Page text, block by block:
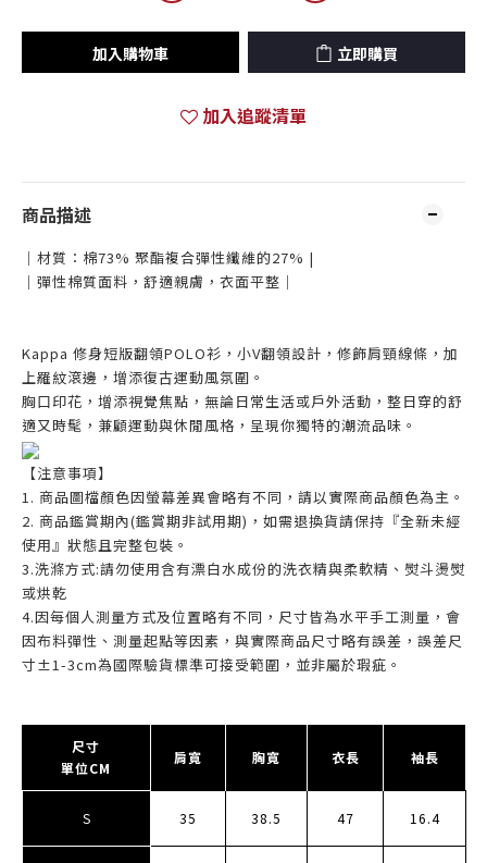
加入購物車 立即購買
加入追蹤清單
商品描述
｜材質：棉73% 聚酯複合彈性纖維的27% |
｜彈性棉質面料，舒適親膚，衣面平整｜
Kappa 修身短版翻領POLO衫， 小V翻領設計，修飾肩頸線條，加
上羅紋滾邊， 增添復古運動風氛圍。
胸口印花，增添視覺焦點，無論日常生活或戶外活動，整日穿的舒
適又時髦，兼顧運動與休閒風格，呈現你獨特的潮流品味。
【注意事項】
1. 商品圖檔顏色因螢幕差異會略有不同，請以實際商品顏色為主。
2. 商品鑑賞期內(鑑賞期非試用期)，如需退換貨請保持『全新未經
使用』狀態且完整包裝。
3.洗滌方式:請勿使用含有漂白水成份的洗衣精與柔軟精、熨斗燙熨
或烘乾
4.因每個人測量方式及位置略有不同，尺寸皆為水平手工測量，會
因布料彈性、測量起點等因素，與實際商品尺寸略有誤差，誤差尺
寸±1-3cm為國際驗貨標準可接受範圍，並非屬於瑕疵。
尺寸
單位CM
肩寬 胸寬 衣長 袖長
S 35 38.5 47 16.4